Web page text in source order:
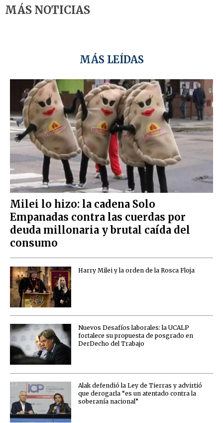
MÁS NOTICIAS
MÁS LEÍDAS
Milei lo hizo: la cadena Solo
Empanadas contra las cuerdas por
deuda millonaria y brutal caída del
consumo
Harry Milei y la orden de la Rosca Floja
Nuevos Desafíos laborales: la UCALP
fortalece su propuesta de posgrado en
DerDecho del Trabajo
Alak defendió la Ley de Tierras y advirtió
que derogarla “es un atentado contra la
soberanía nacional”